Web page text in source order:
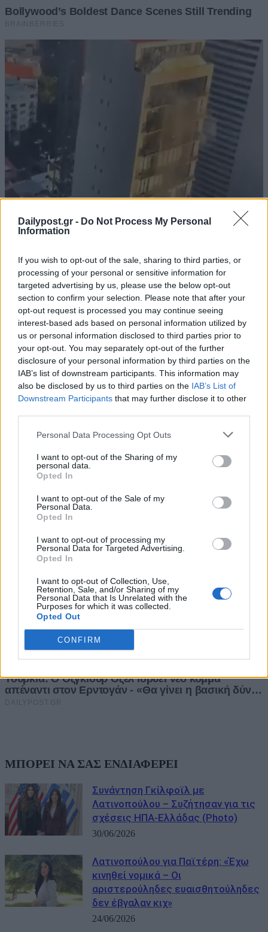
Dailypost.gr - Do Not Process My Personal
Information
If you wish to opt-out of the sale, sharing to third parties, or
processing of your personal or sensitive information for
targeted advertising by us, please use the below opt-out
section to confirm your selection. Please note that after your
opt-out request is processed you may continue seeing
interest-based ads based on personal information utilized by
us or personal information disclosed to third parties prior to
your opt-out. You may separately opt-out of the further
disclosure of your personal information by third parties on the
IAB’s list of downstream participants. This information may
also be disclosed by us to third parties on the IAB’s List of
Downstream Participants that may further disclose it to other
Personal Data Processing Opt Outs
I want to opt-out of the Sharing of my
personal data.
Opted In
I want to opt-out of the Sale of my
Personal Data.
Opted In
I want to opt-out of processing my
Personal Data for Targeted Advertising.
Opted In
I want to opt-out of Collection, Use,
Retention, Sale, and/or Sharing of my
Personal Data that Is Unrelated with the
Purposes for which it was collected.
Opted Out
CONFIRM
ΜΠΟΡΕΙ ΝΑ ΣΑΣ ΕΝΔΙΑΦΕΡΕΙ
Συνάντηση Γκίλφοϊλ με
Λατινοπούλου – Συζήτησαν για τις
σχέσεις ΗΠΑ-Ελλάδας (Photo)
30/06/2026
Λατινοπούλου για Παϊτέρη: «Έχω
κινηθεί νομικά – Οι
αριστερούληδες ευαισθητούληδες
δεν έβγαλαν κιχ»
24/06/2026